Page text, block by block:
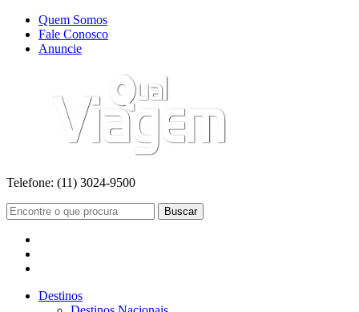
Quem Somos
Fale Conosco
Anuncie
Telefone: (11) 3024-9500
Buscar
Destinos